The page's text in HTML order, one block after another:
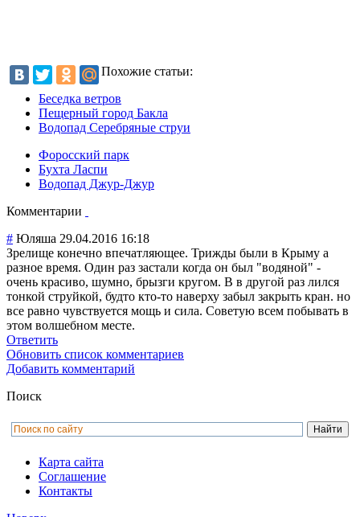
Похожие статьи:
Беседка ветров
Пещерный город Бакла
Водопад Серебряные струи
Форосский парк
Бухта Ласпи
Водопад Джур-Джур
Комментарии
# Юляша 29.04.2016 16:18
Зрелище конечно впечатляющее. Трижды были в Крыму а
разное время. Один раз застали когда он был "водяной" -
очень красиво, шумно, брызги кругом. В в другой раз лился
тонкой струйкой, будто кто-то наверху забыл закрыть кран. но
все равно чувствуется мощь и сила. Советую всем побывать в
этом волшебном месте.
Ответить
Обновить список комментариев
Добавить комментарий
Поиск
Карта сайта
Соглашение
Контакты